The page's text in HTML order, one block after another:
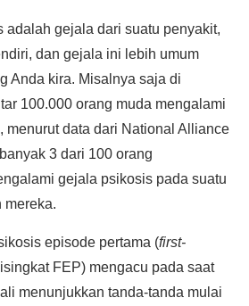
adalah gejala dari suatu penyakit,
dan gejala ini lebih umum
Anda kira. Misalnya saja di
100.000 orang muda mengalami
menurut data dari National Alliance
3 dari 100 orang
gejala psikosis pada suatu
mereka.
episode pertama (first-
FEP) mengacu pada saat
menunjukkan tanda-tanda mulai